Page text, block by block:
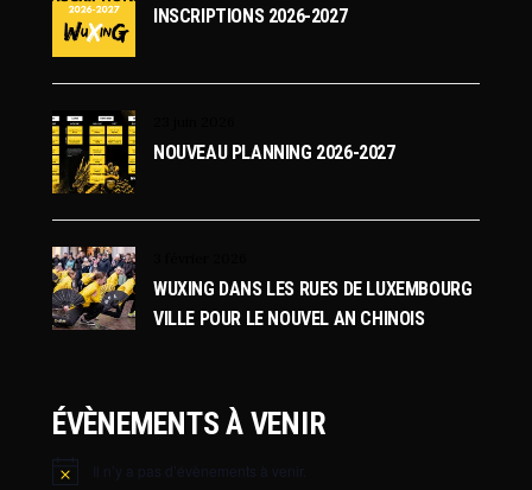
INSCRIPTIONS 2026-2027
NOUVEAU PLANNING 2026-2027
WUXING DANS LES RUES DE LUXEMBOURG
VILLE POUR LE NOUVEL AN CHINOIS
ÉVÈNEMENTS À VENIR
Notice Il n’y a pas d’évènements à venir.